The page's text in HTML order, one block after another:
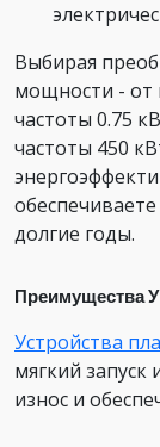
Выбирая
мощности - от
частоты 0.75
частоты 450
долгие годы.
Преимущества
Устройства
мягкий запуск
износ и